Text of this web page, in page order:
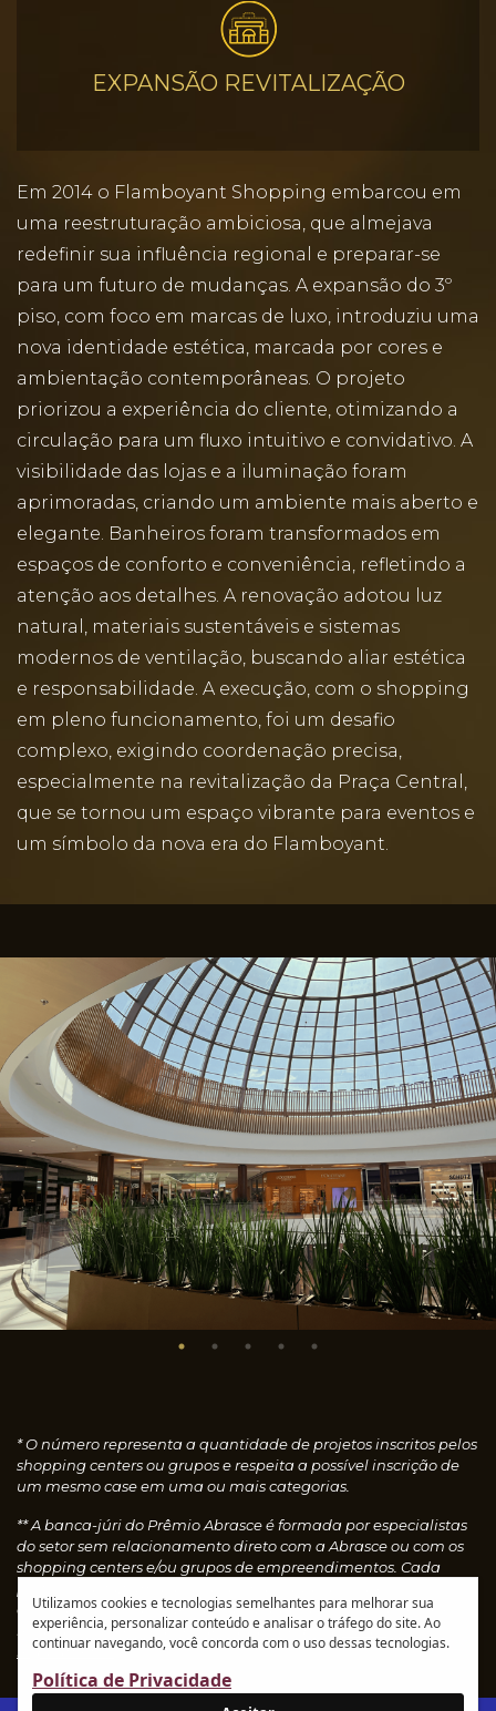
EXPANSÃO REVITALIZAÇÃO
Em 2014 o Flamboyant Shopping embarcou em
uma reestruturação ambiciosa, que almejava
redefinir sua influência regional e preparar-se
para um futuro de mudanças. A expansão do 3º
piso, com foco em marcas de luxo, introduziu uma
nova identidade estética, marcada por cores e
ambientação contemporâneas. O projeto
priorizou a experiência do cliente, otimizando a
circulação para um fluxo intuitivo e convidativo. A
visibilidade das lojas e a iluminação foram
aprimoradas, criando um ambiente mais aberto e
elegante. Banheiros foram transformados em
espaços de conforto e conveniência, refletindo a
atenção aos detalhes. A renovação adotou luz
natural, materiais sustentáveis e sistemas
modernos de ventilação, buscando aliar estética
e responsabilidade. A execução, com o shopping
em pleno funcionamento, foi um desafio
complexo, exigindo coordenação precisa,
especialmente na revitalização da Praça Central,
que se tornou um espaço vibrante para eventos e
um símbolo da nova era do Flamboyant.
* O número representa a quantidade de projetos inscritos pelos
shopping centers ou grupos e respeita a possível inscrição de
um mesmo case em uma ou mais categorias.
** A banca-júri do Prêmio Abrasce é formada por especialistas
do setor sem relacionamento direto com a Abrasce ou com os
shopping centers e/ou grupos de empreendimentos. Cada
concedendo notas, que são calculadas automaticamente e
resultam nos vencedores de cada categoria.Leia o
regulamento
Utilizamos cookies e tecnologias semelhantes para melhorar sua
experiência, personalizar conteúdo e analisar o tráfego do site. Ao
continuar navegando, você concorda com o uso dessas tecnologias.
Política de Privacidade